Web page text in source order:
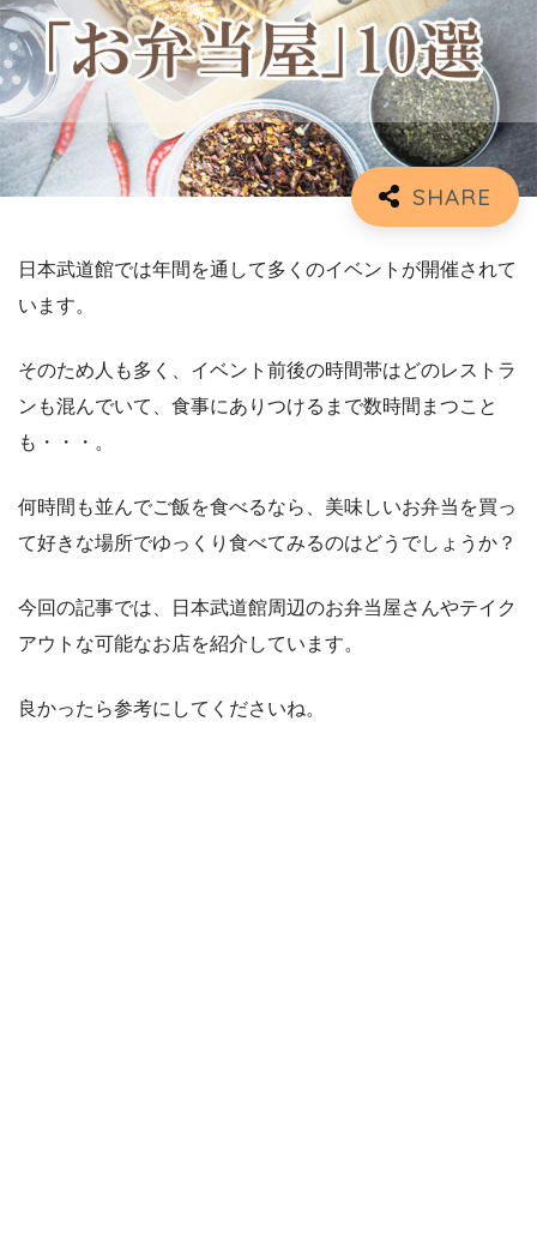
日本武道館では年間を通して多くのイベントが開催されて
います。
そのため人も多く、イベント前後の時間帯はどのレストラ
ンも混んでいて、食事にありつけるまで数時間まつこと
も・・・。
何時間も並んでご飯を食べるなら、美味しいお弁当を買っ
て好きな場所でゆっくり食べてみるのはどうでしょうか？
今回の記事では、日本武道館周辺のお弁当屋さんやテイク
アウトな可能なお店を紹介しています。
良かったら参考にしてくださいね。